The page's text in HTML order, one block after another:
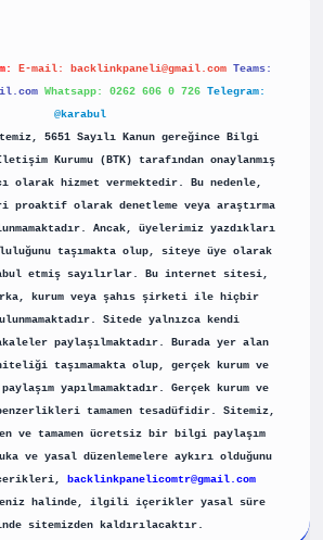
E-mail: backlinkpaneli@gmail.com Teams:
Whatsapp: 0262 606 0 726 Telegram:
@karabul
5651 Sayılı Kanun gereğince Bilgi
Kurumu (BTK) tarafından onaylanmış
olarak hizmet vermektedir. Bu nedenle,
olarak denetleme veya araştırma
Ancak, üyelerimiz yazdıkları
taşımakta olup, siteye üye olarak
etmiş sayılırlar. Bu internet sitesi,
kurum veya şahıs şirketi ile hiçbir
Sitede yalnızca kendi
paylaşılmaktadır. Burada yer alan
taşımamakta olup, gerçek kurum ve
yapılmamaktadır. Gerçek kurum ve
tamamen tesadüfidir. Sitemiz,
ve tamamen ücretsiz bir bilgi paylaşım
ve yasal düzenlemelere aykırı olduğunu
içerikleri,
backlinkpanelicomtr@gmail.com
halinde, ilgili içerikler yasal süre
sitemizden kaldırılacaktır.